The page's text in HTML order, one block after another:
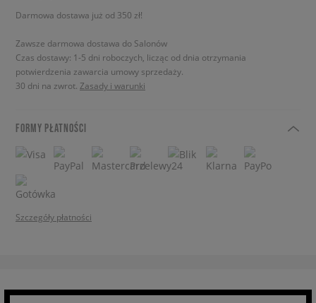
Darmowa dostawa już od 350 zł!
Zawsze darmowa dostawa do Salonów
Czas dostawy: 1-5 dni roboczych, licząc od dnia otrzymania
potwierdzenia zawarcia umowy sprzedaży.
30 dni na zwrot. Zasady i warunki
FORMY PŁATNOŚCI
Szczegóły płatności